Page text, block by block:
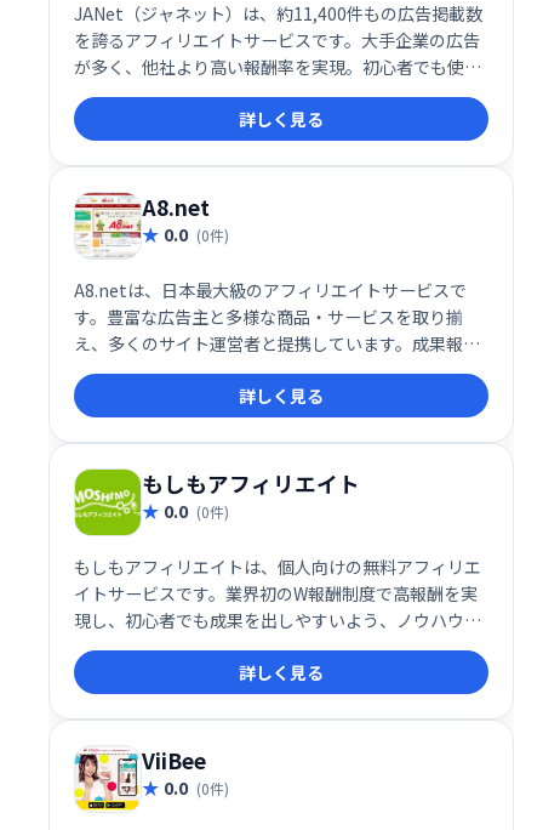
JANet（ジャネット）は、約11,400件もの広告掲載数
を誇るアフィリエイトサービスです。大手企業の広告
が多く、他社より高い報酬率を実現。初心者でも使い
やすいインターフェースで、ブログ運営者にも最適で
す。多くの広告の中から、最適な案件を見つけ、収益
化を目指しましょう。
詳しく見る
A8.net
0.0 (0件)
A8.netは、日本最大級のアフィリエイトサービスで
す。豊富な広告主と多様な商品・サービスを取り揃
え、多くのサイト運営者と提携しています。成果報酬
型なので、成果に応じて報酬を得ることができ、効率
的な収益化をサポートします。初心者から上級者ま
で、幅広いユーザーにご利用いただけます。
詳しく見る
もしもアフィリエイト
0.0 (0件)
もしもアフィリエイトは、個人向けの無料アフィリエ
イトサービスです。業界初のW報酬制度で高報酬を実
現し、初心者でも成果を出しやすいよう、ノウハウ提
供やホームページ作成システムも完備。知識がなくて
も、手軽にアフィリエイトを始め、収益化を目指せま
す。
詳しく見る
ViiBee
0.0 (0件)